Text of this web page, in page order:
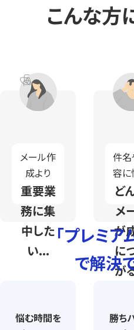
こんな方
メール作
成より
重要業
務に集
中した
い...
悩む時間を
件名
容に
ど
メ
が
に
が
ら
勝ち
「プレミア
で解決